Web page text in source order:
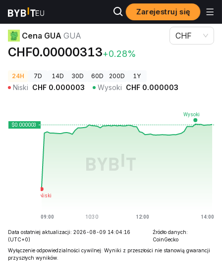
Zarejestruj się
Ceny kryptowalut
Cena GUA GUA
CHF0.00000313+0.28%
CHF
24H 7D 14D 30D 60D 200D 1Y
Niski CHF 0.000003 Wysoki CHF 0.000003
Data ostatniej aktualizacji: 2026-08-09 14:04:16
(UTC+0)
Źródło danych:
CoinGecko
Wyłączenie odpowiedzialności cywilnej: Wyniki z przeszłości nie stanowią gwarancji
przyszłych wyników.